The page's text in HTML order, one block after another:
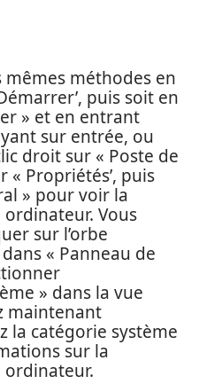
mêmes méthodes en
puis soit en
» et en entrant
sur entrée, ou
droit sur « Poste de
Propriétés’, puis
» pour voir la
Vous
sur l’orbe
« Panneau de
» dans la vue
maintenant
la catégorie système
sur la